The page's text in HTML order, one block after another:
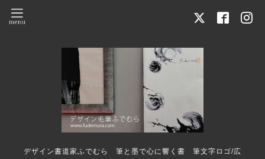
デザイン書道家ふでむら 筆と墨で心に響く書 筆文字ロゴ/広